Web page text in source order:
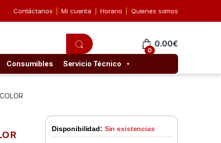
Contáctanos Mi cuenta Horario Quienes somos
0
0.00€
Consumibles Servicio Técnico
Disponibilidad: Sin existencias